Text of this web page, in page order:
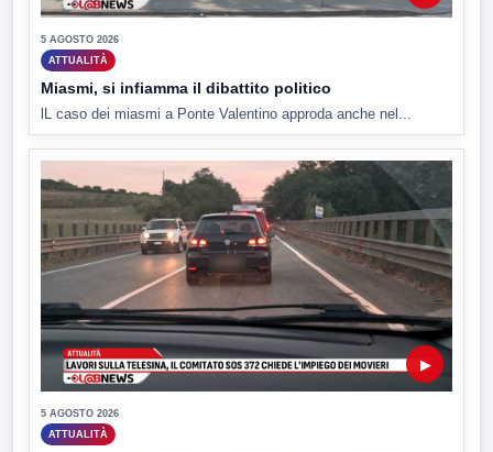
5 AGOSTO 2026
ATTUALITÀ
Miasmi, si infiamma il dibattito politico
lL caso dei miasmi a Ponte Valentino approda anche nel...
▶
5 AGOSTO 2026
ATTUALITÀ